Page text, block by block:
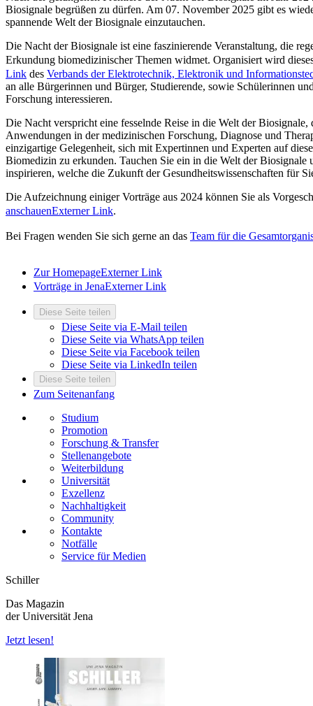
Biosignale begrüßen zu dürfen. Am 07. November 2025 gibt es
spannende Welt der Biosignale einzutauchen.
Die Nacht der Biosignale ist eine faszinierende Veranstaltung, die
Erkundung biomedizinischer Themen widmet. Organisiert wird
Link des Verbands der Elektrotechnik, Elektronik und
an alle Bürgerinnen und Bürger, Studierende, sowie Schülerinnen
Forschung interessieren.
Die Nacht verspricht eine fesselnde Reise in die Welt der
Anwendungen in der medizinischen Forschung, Diagnose und
einzigartige Gelegenheit, sich mit Expertinnen und Experten auf
Biomedizin zu erkunden. Tauchen Sie ein in die Welt der
inspirieren, welche die Zukunft der Gesundheitswissenschaften für
Die Aufzeichnung einiger Vorträge aus 2024 können Sie als
anschauenExterner Link.
Bei Fragen wenden Sie sich gerne an das Team für die
Zur HomepageExterner Link
Vorträge in JenaExterner Link
Diese Seite teilen
Diese Seite via E-Mail teilen
Diese Seite via WhatsApp teilen
Diese Seite via Facebook teilen
Diese Seite via LinkedIn teilen
Diese Seite teilen
Zum Seitenanfang
Studium
Promotion
Forschung & Transfer
Stellenangebote
Weiterbildung
Universität
Exzellenz
Nachhaltigkeit
Community
Kontakte
Notfälle
Service für Medien
Schiller
Das Magazin
der Universität Jena
Jetzt lesen!